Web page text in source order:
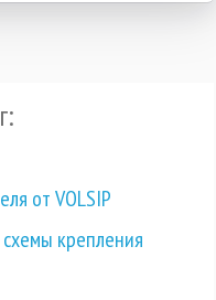
от VOLSIP
крепления